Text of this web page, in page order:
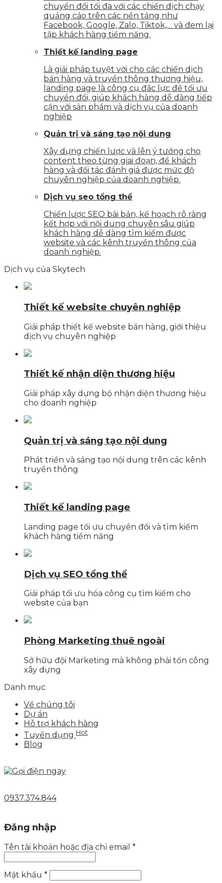
chuyển đổi tối đa với các chiến dịch chạy
quảng cáo trên các nền tảng như
Facebook, Google, Zalo, Tiktok,… và đem lại
tập khách hàng tiềm năng.
Thiết kế landing page
Là giải pháp tuyệt vời cho các chiến dịch
bán hàng và truyền thông thương hiệu,
landing page là công cụ đắc lực để tối ưu
chuyển đổi, giúp khách hàng dễ dàng tiếp
cận với sản phẩm và dịch vụ của doanh
nghiệp
Quản trị và sáng tạo nội dung
Xây dựng chiến lược và lên ý tưởng cho
content theo từng giai đoạn, để khách
hàng và đối tác đánh giá được mức độ
chuyên nghiệp của doanh nghiệp.
Dịch vụ seo tổng thể
Chiến lược SEO bài bản, kế hoạch rõ ràng
kết hợp với nội dung chuyên sâu giúp
khách hàng dễ dàng tìm kiếm được
website và các kênh truyền thông của
doanh nghiệp.
Dịch vụ của Skytech
Thiết kế website chuyên nghiệp
Giải pháp thiết kế website bán hàng, giới thiệu
dịch vụ chuyên nghiệp
Thiết kế nhận diện thương hiệu
Giải pháp xây dựng bộ nhận diện thương hiệu
cho doanh nghiệp
Quản trị và sáng tạo nội dung
Phát triển và sáng tạo nội dung trên các kênh
truyền thông
Thiết kế landing page
Landing page tối ưu chuyển đổi và tìm kiếm
khách hàng tiềm năng
Dịch vụ SEO tổng thể
Giải pháp tối ưu hóa công cụ tìm kiếm cho
website của bạn
Phòng Marketing thuê ngoài
Sở hữu đội Marketing mà không phải tốn công
xây dựng
Danh mục
Về chúng tôi
Dự án
Hỗ trợ khách hàng
Tuyển dụng Hot
Blog
0937.374.844
Đăng nhập
Tên tài khoản hoặc địa chỉ email *
Mật khẩu *